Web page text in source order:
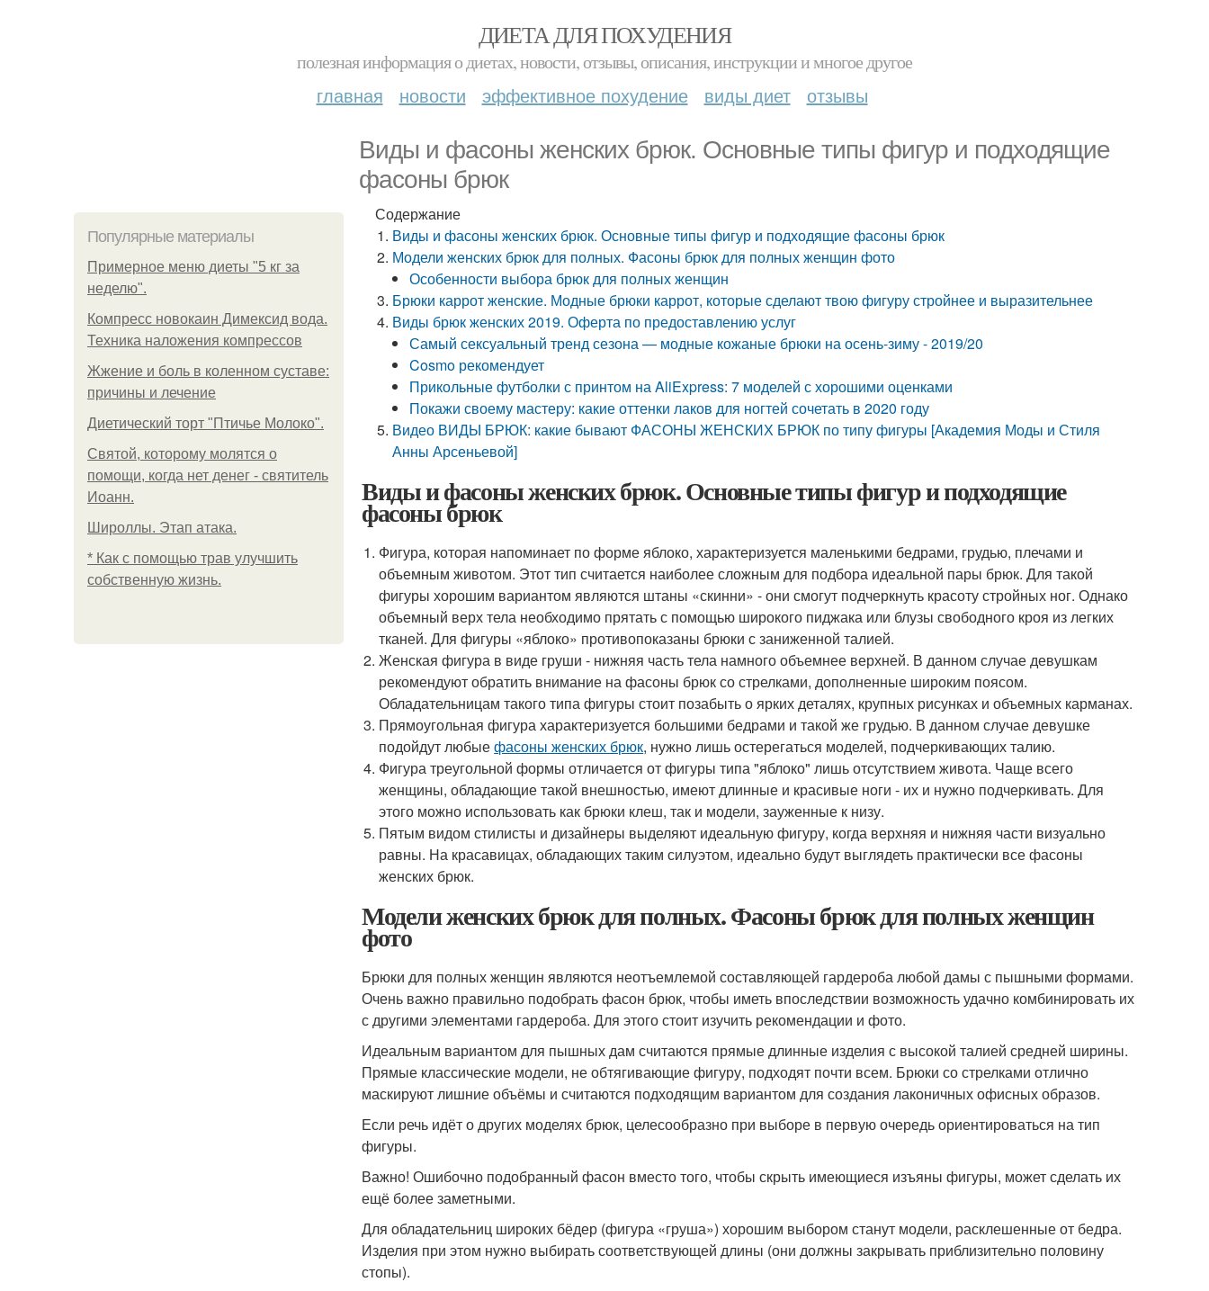
ДИЕТА ДЛЯ ПОХУДЕНИЯ
полезная информация о диетах, новости, отзывы, описания, инструкции и многое другое
главная новости эффективное похудение виды диет отзывы
Виды и фасоны женских брюк. Основные типы фигур и подходящие
фасоны брюк
Популярные материалы
Примерное меню диеты "5 кг за
неделю".
Компресс новокаин Димексид вода.
Техника наложения компрессов
Жжение и боль в коленном суставе:
причины и лечение
Диетический торт "Птичье Молоко".
Святой, которому молятся о
помощи, когда нет денег - святитель
Иоанн.
Широллы. Этап атака.
* Как с помощью трав улучшить
собственную жизнь.
Содержание
Виды и фасоны женских брюк. Основные типы фигур и подходящие фасоны брюк
Модели женских брюк для полных. Фасоны брюк для полных женщин фото
Особенности выбора брюк для полных женщин
Брюки каррот женские. Модные брюки каррот, которые сделают твою фигуру стройнее и выразительнее
Виды брюк женских 2019. Оферта по предоставлению услуг
Самый сексуальный тренд сезона — модные кожаные брюки на осень-зиму - 2019/20
Cosmo рекомендует
Прикольные футболки с принтом на AliExpress: 7 моделей с хорошими оценками
Покажи своему мастеру: какие оттенки лаков для ногтей сочетать в 2020 году
Видео ВИДЫ БРЮК: какие бывают ФАСОНЫ ЖЕНСКИХ БРЮК по типу фигуры [Академия Моды и Стиля
Анны Арсеньевой]
Виды и фасоны женских брюк. Основные типы фигур и подходящие
фасоны брюк
Фигура, которая напоминает по форме яблоко, характеризуется маленькими бедрами, грудью, плечами и
объемным животом. Этот тип считается наиболее сложным для подбора идеальной пары брюк. Для такой
фигуры хорошим вариантом являются штаны «скинни» - они смогут подчеркнуть красоту стройных ног. Однако
объемный верх тела необходимо прятать с помощью широкого пиджака или блузы свободного кроя из легких
тканей. Для фигуры «яблоко» противопоказаны брюки с заниженной талией.
Женская фигура в виде груши - нижняя часть тела намного объемнее верхней. В данном случае девушкам
рекомендуют обратить внимание на фасоны брюк со стрелками, дополненные широким поясом.
Обладательницам такого типа фигуры стоит позабыть о ярких деталях, крупных рисунках и объемных карманах.
Прямоугольная фигура характеризуется большими бедрами и такой же грудью. В данном случае девушке
подойдут любыефасоны женских брюк, нужно лишь остерегаться моделей, подчеркивающих талию.
Фигура треугольной формы отличается от фигуры типа "яблоко" лишь отсутствием живота. Чаще всего
женщины, обладающие такой внешностью, имеют длинные и красивые ноги - их и нужно подчеркивать. Для
этого можно использовать как брюки клеш, так и модели, зауженные к низу.
Пятым видом стилисты и дизайнеры выделяют идеальную фигуру, когда верхняя и нижняя части визуально
равны. На красавицах, обладающих таким силуэтом, идеально будут выглядеть практически все фасоны
женских брюк.
Модели женских брюк для полных. Фасоны брюк для полных женщин
фото
Брюки для полных женщин являются неотъемлемой составляющей гардероба любой дамы с пышными формами.
Очень важно правильно подобрать фасон брюк, чтобы иметь впоследствии возможность удачно комбинировать их
с другими элементами гардероба. Для этого стоит изучить рекомендации и фото.
Идеальным вариантом для пышных дам считаются прямые длинные изделия с высокой талией средней ширины.
Прямые классические модели, не обтягивающие фигуру, подходят почти всем. Брюки со стрелками отлично
маскируют лишние объёмы и считаются подходящим вариантом для создания лаконичных офисных образов.
Если речь идёт о других моделях брюк, целесообразно при выборе в первую очередь ориентироваться на тип
фигуры.
Важно! Ошибочно подобранный фасон вместо того, чтобы скрыть имеющиеся изъяны фигуры, может сделать их
ещё более заметными.
Для обладательниц широких бёдер (фигура «груша») хорошим выбором станут модели, расклешенные от бедра.
Изделия при этом нужно выбирать соответствующей длины (они должны закрывать приблизительно половину
стопы).